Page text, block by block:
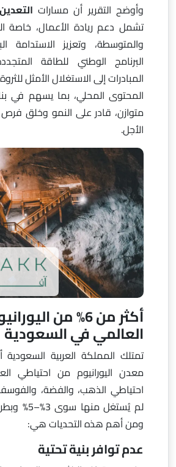
وأوضح التقرير أن مسارات
تشمل دعم ريادة الأعمال، خاصة
والمتوسطة، وتعزيز الاستدامة
البرنامج الوطني للطاقة
المبادرات إلى الاستغلال الأمثل
المحتوى المحلي، بما يسهم في
متوازن، قادر على النمو وخلق
الأجل.
أكثر من 6% من
العالمي في السعودية
معدن اليورانيوم من احتياطي
احتياطي الذهب، والفضة،
لم يُستغل
ومن أهم هذه التحديات هي:
عدم توافر بنية تحتية